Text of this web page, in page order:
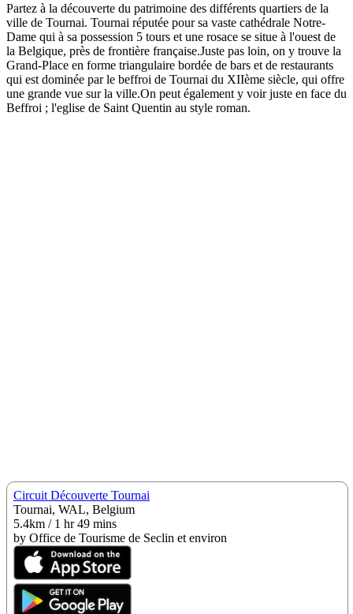
Partez à la découverte du patrimoine des différents quartiers de la
ville de Tournai. Tournai réputée pour sa vaste cathédrale Notre-
Dame qui à sa possession 5 tours et une rosace se situe à l'ouest de
la Belgique, près de frontière française.Juste pas loin, on y trouve la
Grand-Place en forme triangulaire bordée de bars et de restaurants
qui est dominée par le beffroi de Tournai du XIIème siècle, qui offre
une grande vue sur la ville.On peut également y voir juste en face du
Beffroi ; l'eglise de Saint Quentin au style roman.